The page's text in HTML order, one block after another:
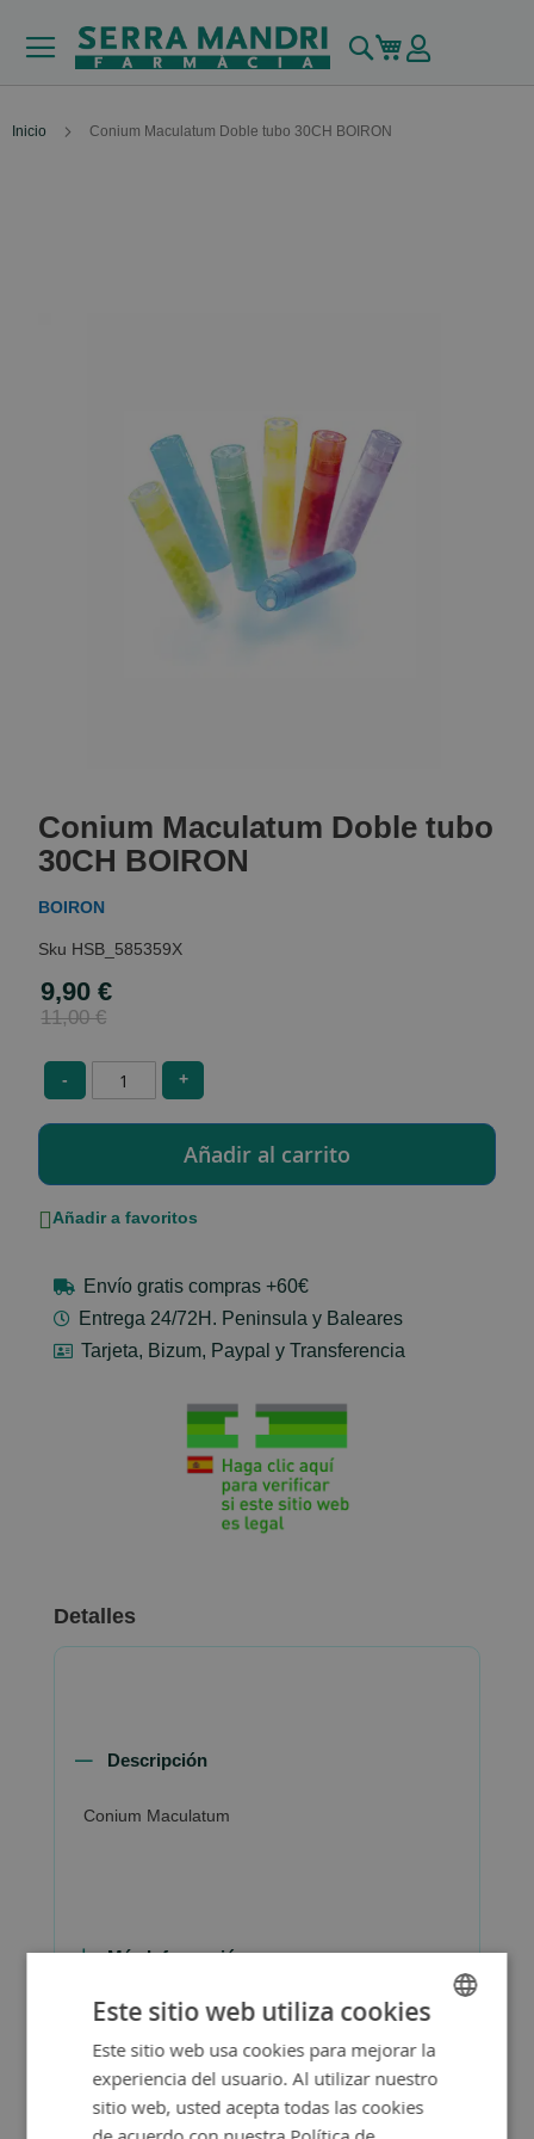
Buscar
Mi carrito
Inicio Conium Maculatum Doble tubo 30CH BOIRON
the
beginning
of
the
gallery
Conium Maculatum Doble tubo
30CH BOIRON
BOIRON
HSB_585359X
Special
Price
9,90 €
11,00 €
- +
Añadir a favoritos
Envío gratis compras +60€
Entrega 24/72H. Peninsula y Baleares
Tarjeta, Bizum, Paypal y Transferencia
Detalles
Descripción
Conium Maculatum
Más Información
SPANISH
ENGLISH
Este sitio web utiliza cookies
Este sitio web usa cookies para mejorar la
experiencia del usuario. Al utilizar nuestro
sitio web, usted acepta todas las cookies